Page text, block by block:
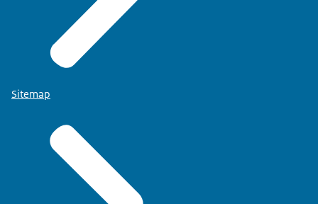
Sitemap